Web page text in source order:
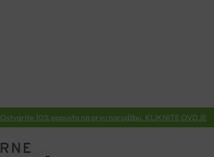
Ostvarite 10% popusta na prvu narudžbu. KLIKNITE OVDJE
Products